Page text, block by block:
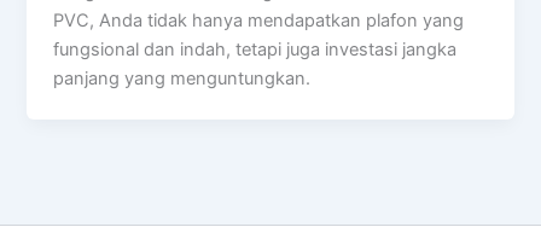
PVC, Anda tidak hanya mendapatkan plafon yang
fungsional dan indah, tetapi juga investasi jangka
panjang yang menguntungkan.